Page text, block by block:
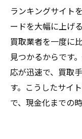
ランキングサイト
ードを大幅に上げ
買取業者を一度に
見つかるからです
応が迅速で、買取
す。こうしたサイ
で、現金化までの